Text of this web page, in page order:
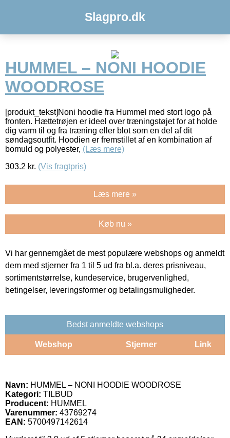
Slagpro.dk
HUMMEL – NONI HOODIE
WOODROSE
[produkt_tekst]Noni hoodie fra Hummel med stort logo på
fronten. Hættetrøjen er ideel over træningstøjet for at holde
dig varm til og fra træning eller blot som en del af dit
søndagsoutfit. Hoodien er fremstillet af en kombination af
bomuld og polyester, (Læs mere)
303.2 kr. (Vis fragtpris)
Læs mere »
Køb nu »
Vi har gennemgået de mest populære webshops og anmeldt
dem med stjerner fra 1 til 5 ud fra bl.a. deres prisniveau,
sortimentstørrelse, kundeservice, brugervenlighed,
betingelser, leveringsformer og betalingsmuligheder.
Bedst anmeldte webshops
Webshop Stjerner Link
Navn: HUMMEL – NONI HOODIE WOODROSE
Kategori: TILBUD
Producent: HUMMEL
Varenummer: 43769274
EAN: 5700497142614